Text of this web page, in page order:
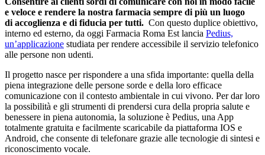
e veloce e rendere la nostra farmacia sempre di più un luogo
di accoglienza e di fiducia per tutti. Con questo duplice obiettivo,
interno ed esterno, da oggi Farmacia Roma Est lancia Pedius,
un’applicazione studiata per rendere accessibile il servizio telefonico
alle persone non udenti.
Il progetto nasce per rispondere a una sfida importante: quella della
piena integrazione delle persone sorde e della loro efficace
comunicazione con il contesto ambientale in cui vivono. Per dar loro
la possibilità e gli strumenti di prendersi cura della propria salute e
benessere in piena autonomia, la soluzione è Pedius, una App
totalmente gratuita e facilmente scaricabile da piattaforma IOS e
Android, che consente di telefonare grazie alle tecnologie di sintesi e
riconoscimento vocale.